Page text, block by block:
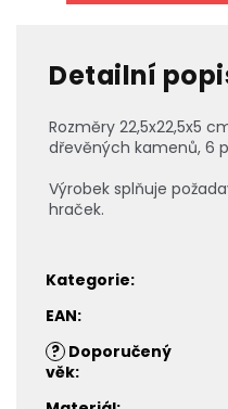
Detailní
Rozměry 22,5x22,5x5
dřevěných kamenů, 6
Výrobek splňuje
hraček.
Kategorie:
EAN:
? Doporučený
věk: